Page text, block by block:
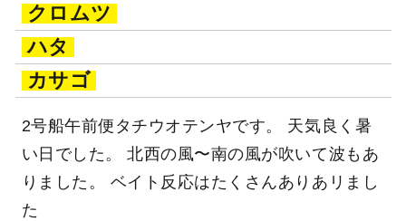
クロムツ
ハタ
カサゴ
2号船午前便タチウオテンヤです。 天気良く暑
い日でした。 北西の風〜南の風が吹いて波もあ
りました。 ベイト反応はたくさんありあリまし
た